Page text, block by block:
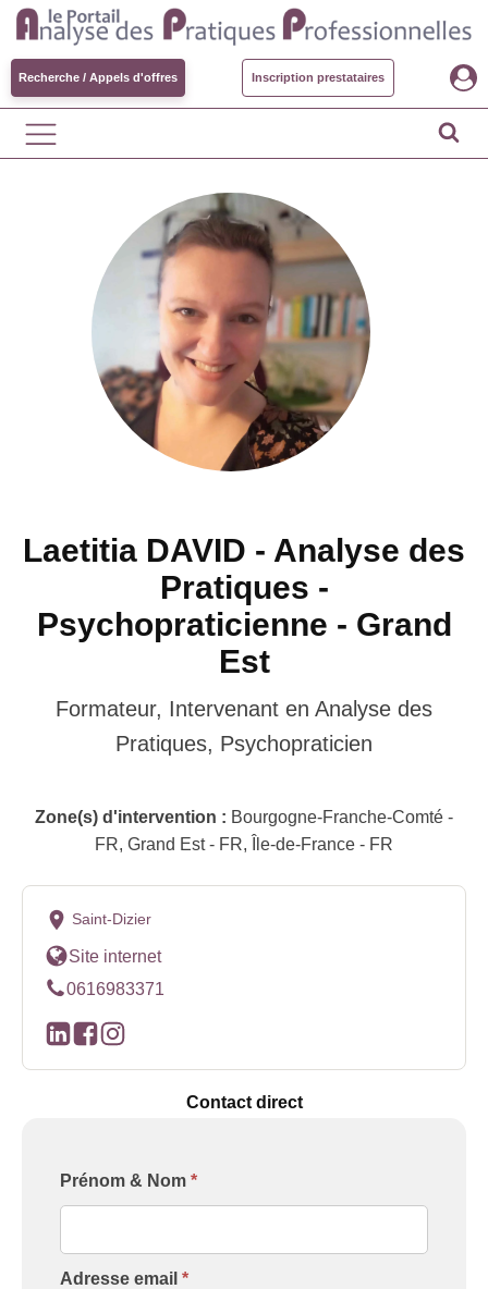
Recherche / Appels d'offres Inscription prestataires
Laetitia DAVID - Analyse des
Pratiques -
Psychopraticienne - Grand
Est
Formateur, Intervenant en Analyse des
Pratiques, Psychopraticien
Zone(s) d'intervention : Bourgogne-Franche-Comté -
FR, Grand Est - FR, Île-de-France - FR
Saint-Dizier
Site internet
0616983371
Contact direct
Formulaire
[Contact
Prénom & Nom *
Adresse email *